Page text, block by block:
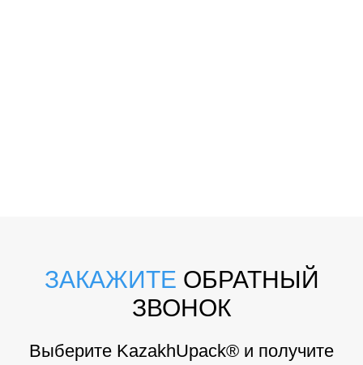
ЗАКАЖИТЕ ОБРАТНЫЙ
ЗВОНОК
Выберите KazakhUpack® и получите